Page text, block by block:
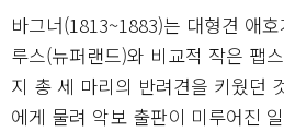
바그너(1813~1883)는 대형견 애
루스(뉴퍼랜드)와 비교적 작은 팹
지 총 세 마리의 반려견을 키웠던
에게 물려 악보 출판이 미루어진